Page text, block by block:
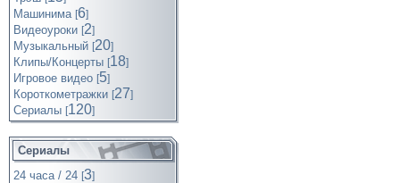
Машинима [6]
Видеоуроки [2]
Музыкальный [20]
Клипы/Концерты [18]
Игровое видео [5]
Короткометражки [27]
Cериалы [120]
Сериалы
24 часа / 24 [3]